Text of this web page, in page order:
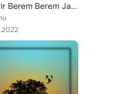
DJ Biwir Berem Berem Jawer Hayam Panon Coklat Kopi Susu -inst
2022